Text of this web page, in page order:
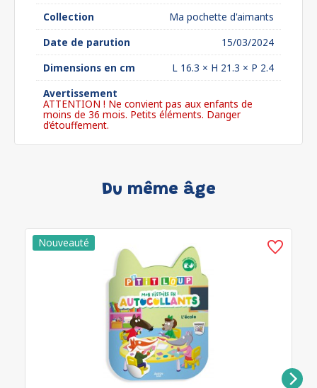
Collection
Ma pochette d'aimants
Date de parution
15/03/2024
Dimensions en cm
L 16.3 × H 21.3 × P 2.4
Avertissement
ATTENTION ! Ne convient pas aux enfants de
moins de 36 mois. Petits éléments. Danger
d’étouffement.
Du même âge